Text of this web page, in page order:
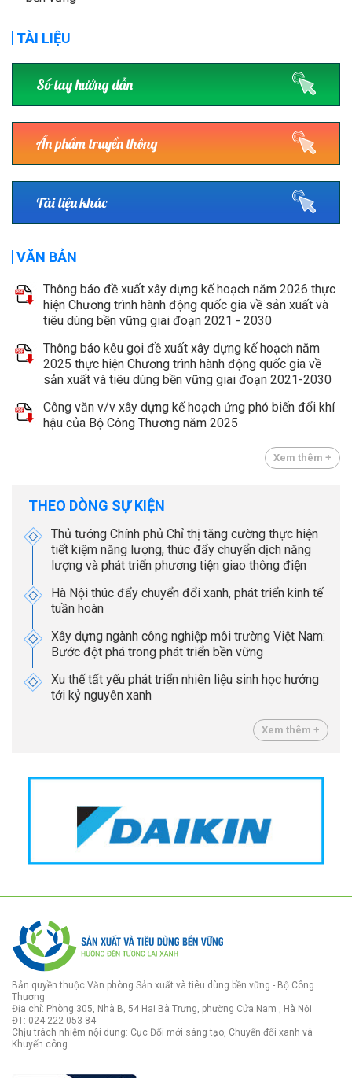
TÀI LIỆU
Sổ tay hướng dẫn
Ấn phẩm truyền thông
Tài liệu khác
VĂN BẢN
Thông báo đề xuất xây dựng kế hoạch năm 2026 thực
hiện Chương trình hành động quốc gia về sản xuất và
tiêu dùng bền vững giai đoạn 2021 - 2030
Thông báo kêu gọi đề xuất xây dựng kế hoạch năm
2025 thực hiện Chương trình hành động quốc gia về
sản xuất và tiêu dùng bền vững giai đoạn 2021-2030
Công văn v/v xây dựng kế hoạch ứng phó biến đổi khí
hậu của Bộ Công Thương năm 2025
Xem thêm +
THEO DÒNG SỰ KIỆN
Thủ tướng Chính phủ Chỉ thị tăng cường thực hiện
tiết kiệm năng lượng, thúc đẩy chuyển dịch năng
lượng và phát triển phương tiện giao thông điện
Hà Nội thúc đẩy chuyển đổi xanh, phát triển kinh tế
tuần hoàn
Xây dựng ngành công nghiệp môi trường Việt Nam:
Bước đột phá trong phát triển bền vững
Xu thế tất yếu phát triển nhiên liệu sinh học hướng
tới kỷ nguyên xanh
Xem thêm +
Bản quyền thuộc Văn phòng Sản xuất và tiêu dùng bền vững - Bộ Công
Thương
Địa chỉ: Phòng 305, Nhà B, 54 Hai Bà Trưng, phường Cửa Nam , Hà Nội
ĐT: 024 222 053 84
Chịu trách nhiệm nội dung: Cục Đổi mới sáng tạo, Chuyển đổi xanh và
Khuyến công